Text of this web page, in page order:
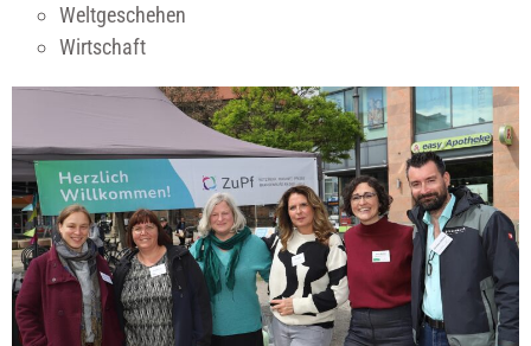
Weltgeschehen
Wirtschaft